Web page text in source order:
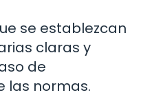
se establezcan
claras y
de
las normas.